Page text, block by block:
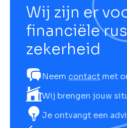
Wij zijn er
financiële
zekerheid
Neem contact met
Wij brengen jouw
Je ontvangt een